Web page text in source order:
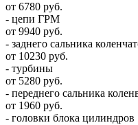
от 6780 руб.
- цепи ГРМ
от 9940 руб.
- заднего сальника
от 10230 руб.
- турбины
от 5280 руб.
- переднего сальника
от 1960 руб.
- головки блока цилиндров